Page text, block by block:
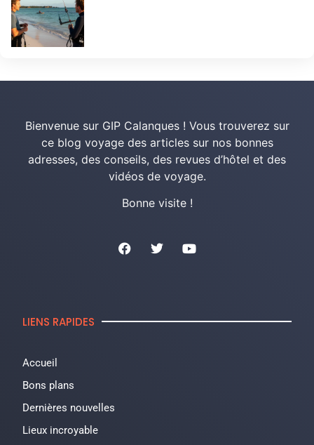
Bienvenue sur GIP Calanques ! Vous trouverez sur
ce blog voyage des articles sur nos bonnes
adresses, des conseils, des revues d’hôtel et des
vidéos de voyage.
Bonne visite !
LIENS RAPIDES
Accueil
Bons plans
Dernières nouvelles
Lieux incroyable